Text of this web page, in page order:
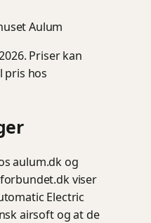
Priser kan
hos
aulum.dk og
viser
Electric
airsoft og at de